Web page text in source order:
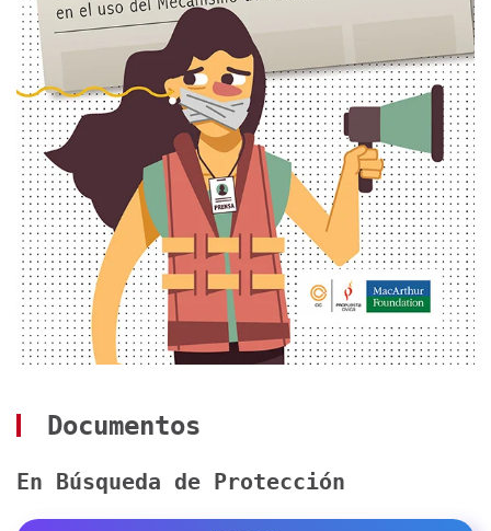
Documentos
En Búsqueda de Protección